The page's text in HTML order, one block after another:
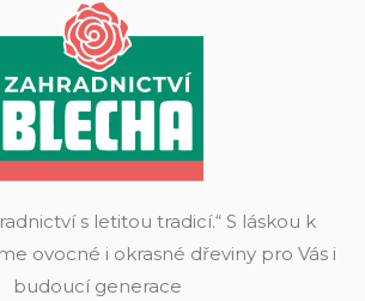
s letitou tradicí.“ S láskou k
ovocné i okrasné dřeviny pro Vás i
budoucí generace